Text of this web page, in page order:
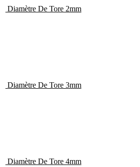
Diamètre De Tore 2mm
Diamètre De Tore 3mm
Diamètre De Tore 4mm